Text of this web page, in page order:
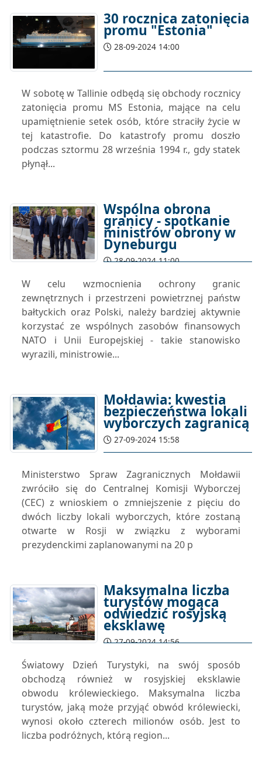
30 rocznica zatonięcia
promu "Estonia"
28-09-2024 14:00
W sobotę w Tallinie odbędą się obchody rocznicy
zatonięcia promu MS Estonia, mające na celu
upamiętnienie setek osób, które straciły życie w
tej katastrofie. Do katastrofy promu doszło
podczas sztormu 28 września 1994 r., gdy statek
płynął...
Wspólna obrona
granicy - spotkanie
ministrów obrony w
Dyneburgu
28-09-2024 11:00
W celu wzmocnienia ochrony granic
zewnętrznych i przestrzeni powietrznej państw
bałtyckich oraz Polski, należy bardziej aktywnie
korzystać ze wspólnych zasobów finansowych
NATO i Unii Europejskiej - takie stanowisko
wyrazili, ministrowie...
Mołdawia: kwestia
bezpieczeństwa lokali
wyborczych zagranicą
27-09-2024 15:58
Ministerstwo Spraw Zagranicznych Mołdawii
zwróciło się do Centralnej Komisji Wyborczej
(CEC) z wnioskiem o zmniejszenie z pięciu do
dwóch liczby lokali wyborczych, które zostaną
otwarte w Rosji w związku z wyborami
prezydenckimi zaplanowanymi na 20 p
Maksymalna liczba
turystów mogąca
odwiedzić rosyjską
eksklawę
27-09-2024 14:56
Światowy Dzień Turystyki, na swój sposób
obchodzą również w rosyjskiej eksklawie
obwodu królewieckiego. Maksymalna liczba
turystów, jaką może przyjąć obwód królewiecki,
wynosi około czterech milionów osób. Jest to
liczba podróżnych, którą region...